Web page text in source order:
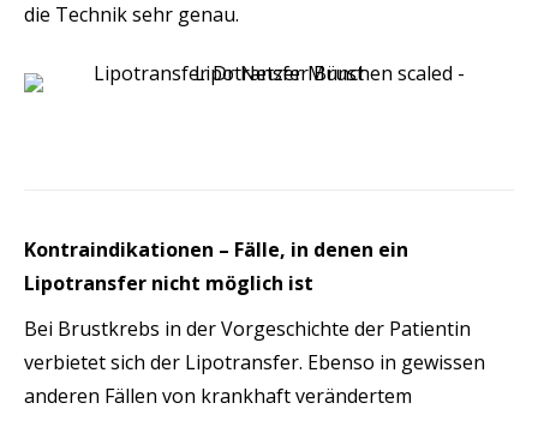
die Technik sehr genau.
Kontraindikationen – Fälle, in denen ein
Lipotransfer nicht möglich ist
Bei Brustkrebs in der Vorgeschichte der Patientin
verbietet sich der Lipotransfer. Ebenso in gewissen
anderen Fällen von krankhaft verändertem